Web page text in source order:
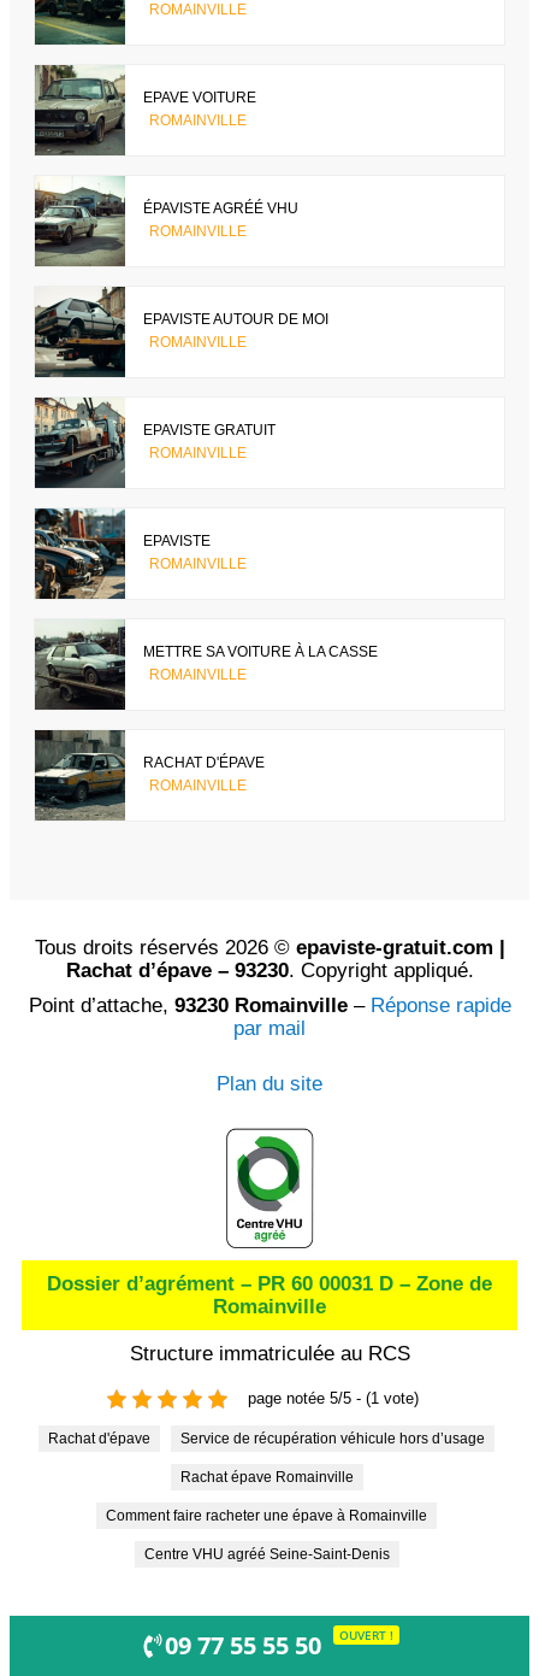
ROMAINVILLE
EPAVE VOITURE
ROMAINVILLE
ÉPAVISTE AGRÉÉ VHU
ROMAINVILLE
EPAVISTE AUTOUR DE MOI
ROMAINVILLE
EPAVISTE GRATUIT
ROMAINVILLE
EPAVISTE
ROMAINVILLE
METTRE SA VOITURE À LA CASSE
ROMAINVILLE
RACHAT D'ÉPAVE
ROMAINVILLE
Tous droits réservés 2026 © epaviste-gratuit.com |
Rachat d’épave – 93230. Copyright appliqué.
Point d’attache, 93230 Romainville– Réponse rapide
par mail
Plan du site
Dossier d’agrément – PR 60 00031 D – Zone de
Romainville
Structure immatriculée au RCS
page notée 5/5 - (1 vote)
Rachat d'épave Service de récupération véhicule hors d’usage
Rachat épave Romainville
Comment faire racheter une épave à Romainville
Centre VHU agréé Seine-Saint-Denis
09 77 55 55 50 OUVERT !